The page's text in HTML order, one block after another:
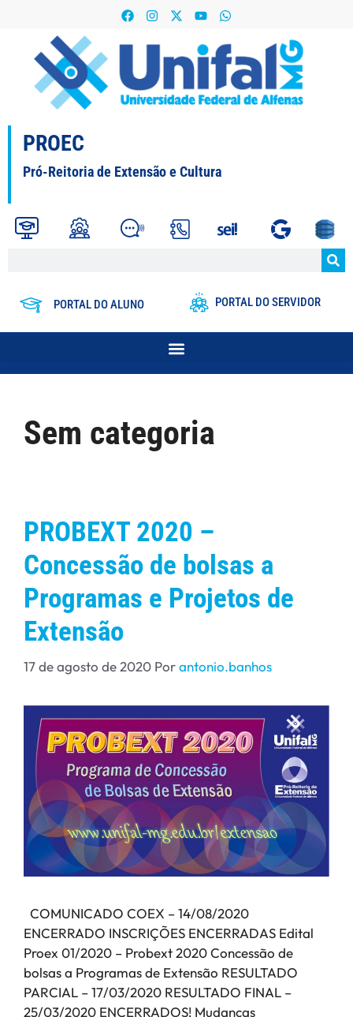
PROEC
Pró-Reitoria de Extensão e Cultura
PORTAL DO ALUNO PORTAL DO SERVIDOR
Sem categoria
PROBEXT 2020 –
Concessão de bolsas a
Programas e Projetos de
Extensão
17 de agosto de 2020 Porantonio.banhos
COMUNICADO COEX – 14/08/2020
ENCERRADO INSCRIÇÕES ENCERRADAS Edital
Proex 01/2020 – Probext 2020 Concessão de
bolsas a Programas de Extensão RESULTADO
PARCIAL – 17/03/2020 RESULTADO FINAL –
25/03/2020 ENCERRADOS! Mudanças